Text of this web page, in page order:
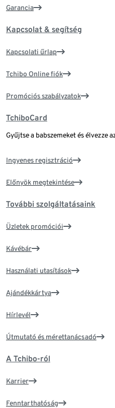
Garancia
Kapcsolat & segítség
Kapcsolati űrlap
Tchibo Online fiók
Promóciós szabályzatok
TchiboCard
Gyűjtse a babszemeket és élvezze
Ingyenes regisztráció
Előnyök megtekintése
További szolgáltatásaink
Üzletek promóciói
Kávébár
Használati utasítások
Ajándékkártya
Hírlevél
Útmutató és mérettanácsadó
A Tchibo-ról
Karrier
Fenntarthatóság